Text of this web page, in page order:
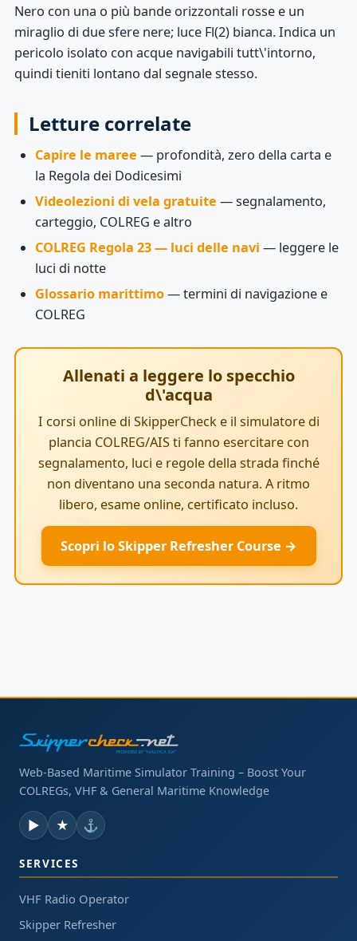
Nero con una o più bande orizzontali rosse e un
miraglio di due sfere nere; luce Fl(2) bianca. Indica un
pericolo isolato con acque navigabili tutt\'intorno,
quindi tieniti lontano dal segnale stesso.
Letture correlate
Capire le maree — profondità, zero della carta e
la Regola dei Dodicesimi
Videolezioni di vela gratuite — segnalamento,
carteggio, COLREG e altro
COLREG Regola 23 — luci delle navi — leggere le
luci di notte
Glossario marittimo— termini di navigazione e
COLREG
Allenati a leggere lo specchio
d\'acqua
I corsi online di SkipperCheck e il simulatore di
plancia COLREG/AIS ti fanno esercitare con
segnalamento, luci e regole della strada finché
non diventano una seconda natura. A ritmo
libero, esame online, certificato incluso.
Scopri lo Skipper Refresher Course →
Web-Based Maritime Simulator Training – Boost Your
COLREGs, VHF & General Maritime Knowledge
▶ ★ ⚓
SERVICES
VHF Radio Operator
Skipper Refresher